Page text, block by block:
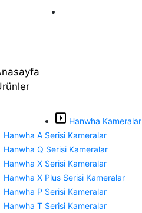
Hanwha Kameralar
Hanwha A Serisi Kameralar
Hanwha Q Serisi Kameralar
Hanwha X Serisi Kameralar
Hanwha X Plus Serisi Kameralar
Hanwha P Serisi Kameralar
Hanwha T Serisi Kameralar